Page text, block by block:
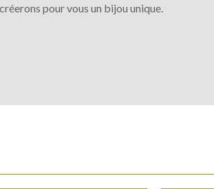
pour vous un bijou unique.